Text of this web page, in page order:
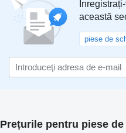
această
piese de
Prețurile pentru piese